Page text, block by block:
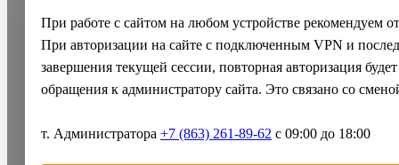
При работе с сайтом на любом устройстве рекомендуем
При авторизации на сайте с подключенным VPN и
завершения текущей сессии, повторная авторизация
обращения к администратору сайта. Это связано со
т. Администратора +7 (863) 261-89-62 с 09:00 до 18:00